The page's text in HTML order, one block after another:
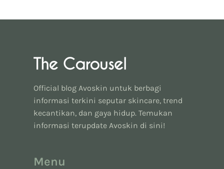
Official blog Avoskin untuk berbagi
informasi terkini seputar skincare, trend
kecantikan, dan gaya hidup. Temukan
informasi terupdate Avoskin di sini!
Menu